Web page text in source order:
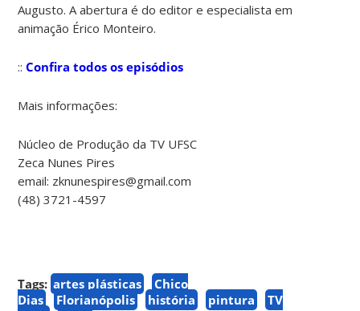
Augusto. A abertura é do editor e especialista em
animação Érico Monteiro.
​::Confira todos os episódios
Mais informações:
Núcleo de Produção da TV UFSC
Zeca Nunes Pires
email: zknunespires@gmail.com
(48) 3721-4597
Tags: artes plásticas
Chico
Dias
Florianópolis história pintura
TV